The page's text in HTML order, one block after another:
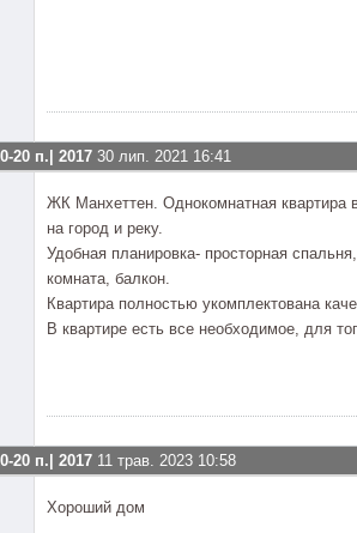
20 п.| 2017 30 лип. 2021 16:41
ЖК Манхеттен. Однокомнатная квартира
на город и реку.
Удобная планировка- просторная
комната, балкон.
Квартира полностью укомплектована
В квартире есть все необходимое, для
20 п.| 2017 11 трав. 2023 10:58
Хороший дом